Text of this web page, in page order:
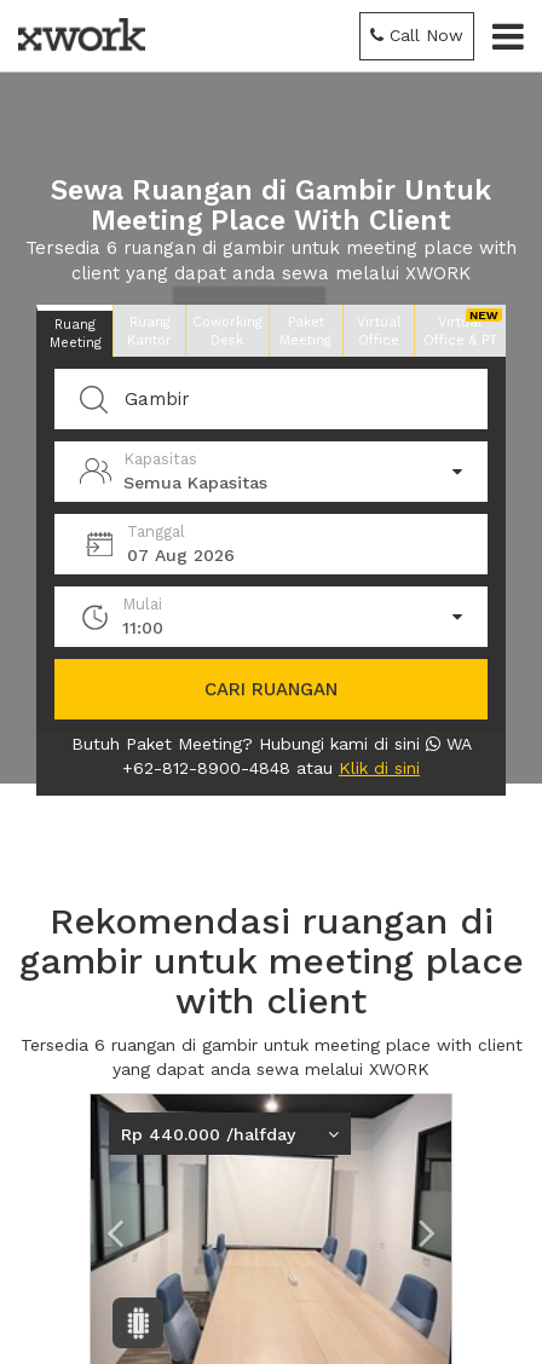
Call Now
Sewa Ruangan di Gambir Untuk
Meeting Place With Client
Tersedia 6 ruangan di gambir untuk meeting place with
client yang dapat anda sewa melalui XWORK
Ruang
Meeting
Ruang
Kantor
Coworking
Desk
Paket
Meeting
Virtual
Office
Virtual
Office & PT
Kapasitas
Semua Kapasitas
Tanggal
07 Aug 2026
Mulai
11:00
CARI RUANGAN
Butuh Paket Meeting? Hubungi kami di sini
WA
+62-812-8900-4848 atau Klik di sini
Rekomendasi ruangan di
gambir untuk meeting place
with client
Tersedia 6 ruangan di gambir untuk meeting place with client
yang dapat anda sewa melalui XWORK
Previous
Rp 440.000 /halfday